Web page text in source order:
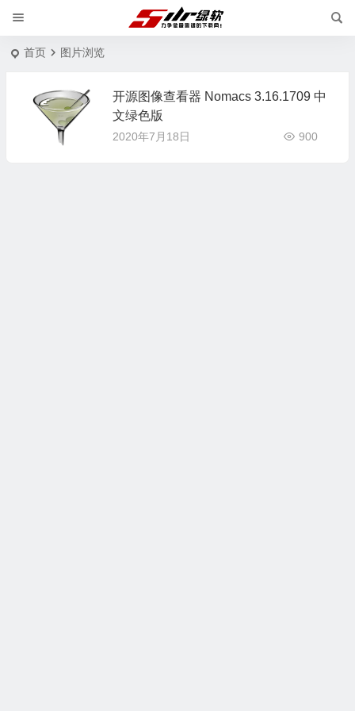
首页 图片浏览
开源图像查看器 Nomacs 3.16.1709 中
文绿色版
2020年7月18日 900